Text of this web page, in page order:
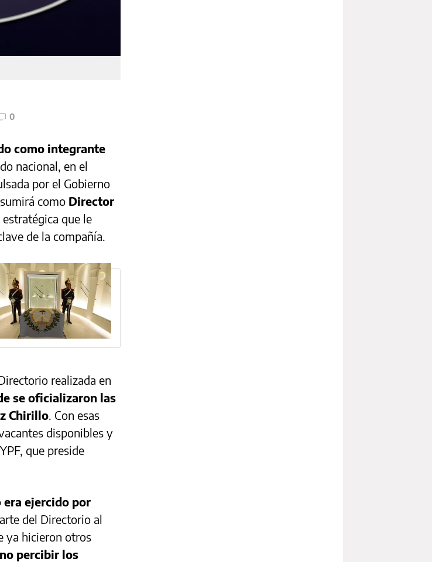
0
como integrante
nacional, en el
por el Gobierno
como Director
que le
de la compañía.
realizada en
se oficializaron las
Chirillo. Con esas
disponibles y
que preside
era ejercido por
del Directorio al
ya hicieron otros
percibir los